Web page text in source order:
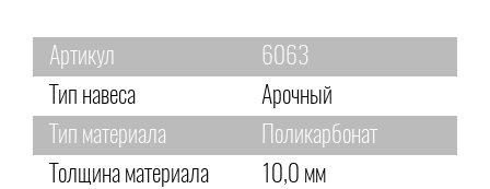
Артикул
6063
Тип навеса
Арочный
Тип материала
Поликарбонат
Толщина материала
10,0 мм